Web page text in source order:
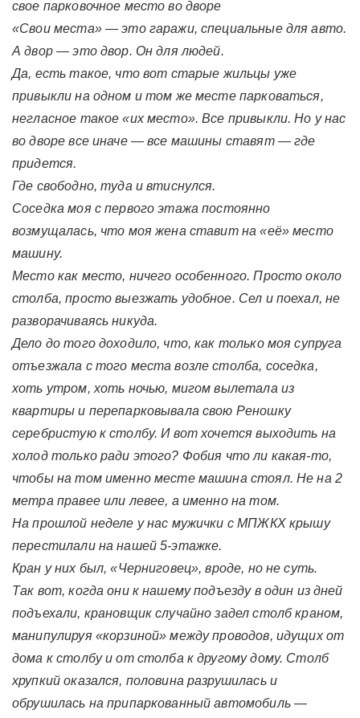
свое парковочное место во дворе
«Свои места» — это гаражи, специальные для авто.
А двор — это двор. Он для людей.
Да, есть такое, что вот старые жильцы уже
привыкли на одном и том же месте парковаться,
негласное такое «их место». Все привыкли. Но у нас
во дворе все иначе — все машины ставят — где
придется.
Где свободно, туда и втиснулся.
Соседка моя с первого этажа постоянно
возмущалась, что моя жена ставит на «её» место
машину.
Место как место, ничего особенного. Просто около
столба, просто выезжать удобное. Сел и поехал, не
разворачиваясь никуда.
Дело до того доходило, что, как только моя супруга
отъезжала с того места возле столба, соседка,
хоть утром, хоть ночью, мигом вылетала из
квартиры и перепарковывала свою Реношку
серебристую к столбу. И вот хочется выходить на
холод только ради этого? Фобия что ли какая-то,
чтобы на том именно месте машина стоял. Не на 2
метра правее или левее, а именно на том.
На прошлой неделе у нас мужички с МПЖКХ крышу
перестилали на нашей 5-этажке.
Кран у них был, «Черниговец», вроде, но не суть.
Так вот, когда они к нашему подъезду в один из дней
подъехали, крановщик случайно задел столб краном,
манипулируя «корзиной» между проводов, идущих от
дома к столбу и от столба к другому дому. Столб
хрупкий оказался, половина разрушилась и
обрушилась на припаркованный автомобиль —